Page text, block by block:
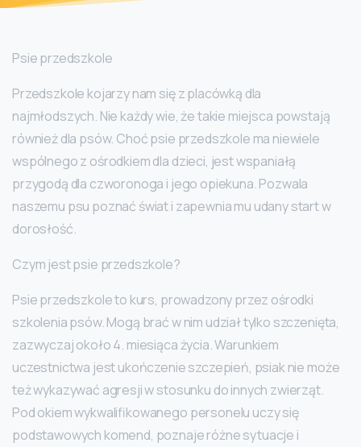
Psie przedszkole
Przedszkole kojarzy nam się z placówką dla
najmłodszych. Nie każdy wie, że takie miejsca powstają
również dla psów. Choć psie przedszkole ma niewiele
wspólnego z ośrodkiem dla dzieci, jest wspaniałą
przygodą dla czworonoga i jego opiekuna. Pozwala
naszemu psu poznać świat i zapewnia mu udany start w
dorosłość.
Czym jest psie przedszkole?
Psie przedszkole to kurs, prowadzony przez ośrodki
szkolenia psów. Mogą brać w nim udział tylko szczenięta,
zazwyczaj około 4. miesiąca życia. Warunkiem
uczestnictwa jest ukończenie szczepień, psiak nie może
też wykazywać agresji w stosunku do innych zwierząt.
Pod okiem wykwalifikowanego personelu uczy się
podstawowych komend, poznaje różne sytuacje i